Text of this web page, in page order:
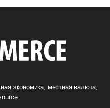
экономика, местная валюта,